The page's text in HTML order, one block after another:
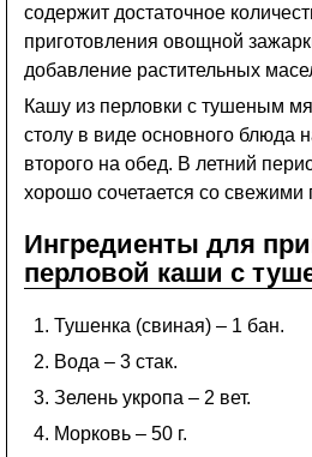
содержит достаточное
приготовления овощной
добавление растительных
Кашу из перловки с тушеным
столу в виде основного блюда
второго на обед. В летний
хорошо сочетается со
Ингредиенты для
перловой каши с
Тушенка (свиная) – 1 бан.
Вода – 3 стак.
Зелень укропа – 2 вет.
Морковь – 50 г.